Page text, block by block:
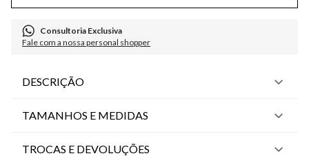
Consultoria Exclusiva
Fale com a nossa personal shopper
DESCRIÇÃO
TAMANHOS E MEDIDAS
TROCAS E DEVOLUÇÕES